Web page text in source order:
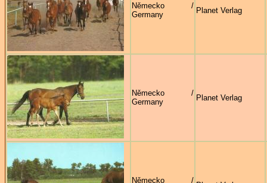
Německo /
Germany
Planet Verlag
Německo /
Germany
Planet Verlag
Německo /